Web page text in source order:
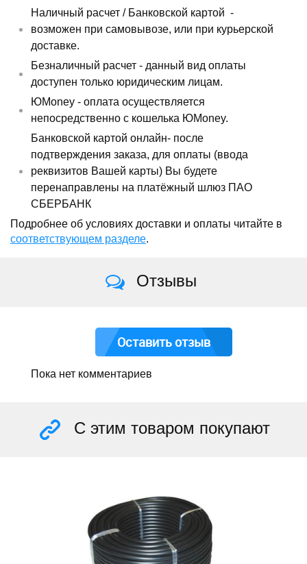
Наличный расчет / Банковской картой -
возможен при самовывозе, или при курьерской
доставке.
Безналичный расчет - данный вид оплаты
доступен только юридическим лицам.
ЮMoney - оплата осуществляется
непосредственно с кошелька ЮMoney.
Банковской картой онлайн- после
подтверждения заказа, для оплаты (ввода
реквизитов Вашей карты) Вы будете
перенаправлены на платёжный шлюз ПАО
СБЕРБАНК
Подробнее об условиях доставки и оплаты читайте в
соответствующем разделе.
Отзывы
Оставить отзыв
Пока нет комментариев
С этим товаром покупают